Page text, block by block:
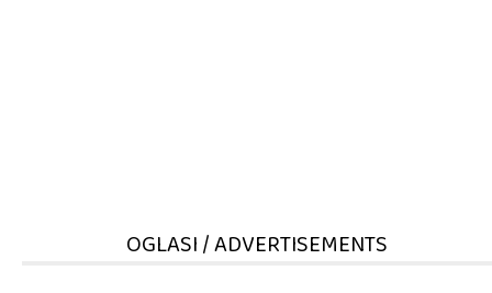
OGLASI / ADVERTISEMENTS